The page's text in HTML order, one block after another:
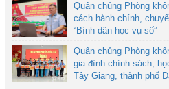
Quân chủng Phòng
cách hành chính,
“Bình dân học vụ số”
Quân chủng Phòng
gia đình chính sách,
Tây Giang, thành phố